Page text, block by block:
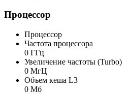
Процессор
Процессор
Частота процессора
0 ГГц
Увеличение частоты (Turbo)
0 MгЦ
Объем кеша L3
0 Мб